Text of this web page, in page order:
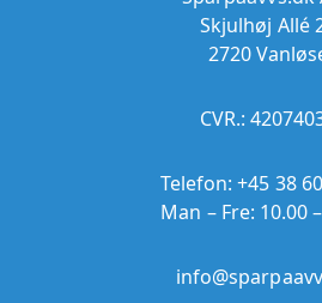
Skjulhøj Allé
2720
CVR.:
Telefon:+45 38
Man – Fre: 10.00